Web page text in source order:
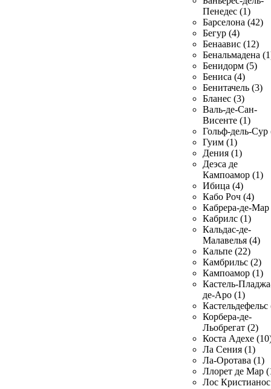
Пенедес (1)
Барселона (42)
Бегур (4)
Бенаавис (12)
Бенальмадена
Бенидорм (5)
Бениса (4)
Бенитачель (3)
Бланес (3)
Валь-де-Сан-
Висенте (1)
Гольф-дель-Сур
Гуим (1)
Дения (1)
Деэса де
Кампоамор (1)
Ибица (4)
Кабо Роч (4)
Кабрера-де-Мар
Кабрилс (1)
Кальдас-де-
Малавелья (4)
Кальпе (22)
Камбрильс (2)
Кампоамор (1)
Кастель-
де-Аро (1)
Кастельдефельс
Корбера-де-
Льобрегат (2)
Коста Адехе
Ла Сения (1)
Ла-Оротава (1)
Ллорет де Мар
Лос